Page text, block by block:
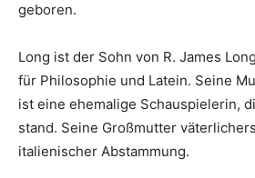
geboren.
Long ist der Sohn von R. James
für Philosophie und Latein. Seine
ist eine ehemalige Schauspielerin,
stand. Seine Großmutter
italienischer Abstammung.